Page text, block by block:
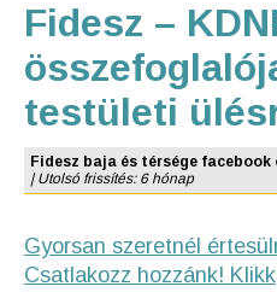
Fidesz –
testületi
Fidesz baja és térsége facebook
| Utolsó frissítés: 6 hónap
Gyorsan szeretnél
Csatlakozz hozzánk!